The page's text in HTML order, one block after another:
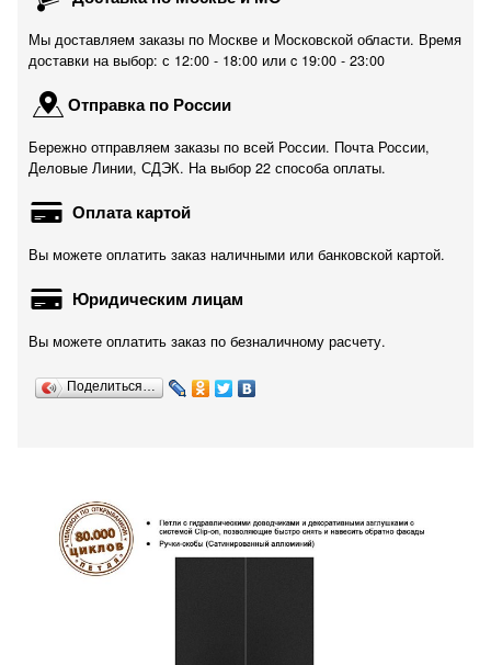
Мы доставляем заказы по Москве и Московской области. Время
доставки на выбор: с 12:00 - 18:00 или c 19:00 - 23:00
Отправка по России
Бережно отправляем заказы по всей России. Почта России,
Деловые Линии, СДЭК. На выбор 22 способа оплаты.
Оплата картой
Вы можете оплатить заказ наличными или банковской картой.
Юридическим лицам
Вы можете оплатить заказ по безналичному расчету.
Поделиться…